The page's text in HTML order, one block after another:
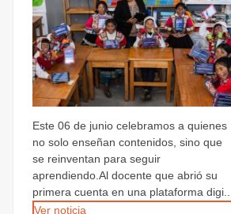
Este 06 de junio celebramos a quienes
no solo enseñan contenidos, sino que
se reinventan para seguir
aprendiendo.Al docente que abrió su
primera cuenta en una plataforma digi...
Ver noticia